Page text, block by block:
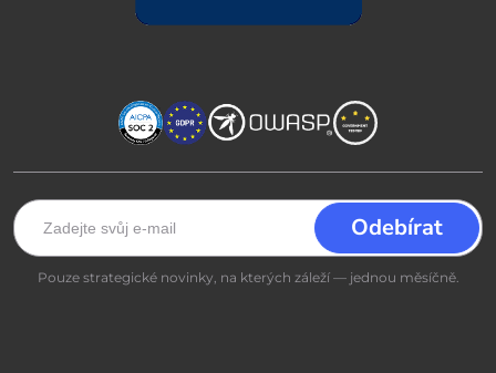
Pouze strategické novinky, na kterých záleží — jednou měsíčně.